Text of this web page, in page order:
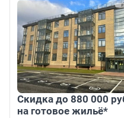
Скидка до 880 000
на готовое жильё*